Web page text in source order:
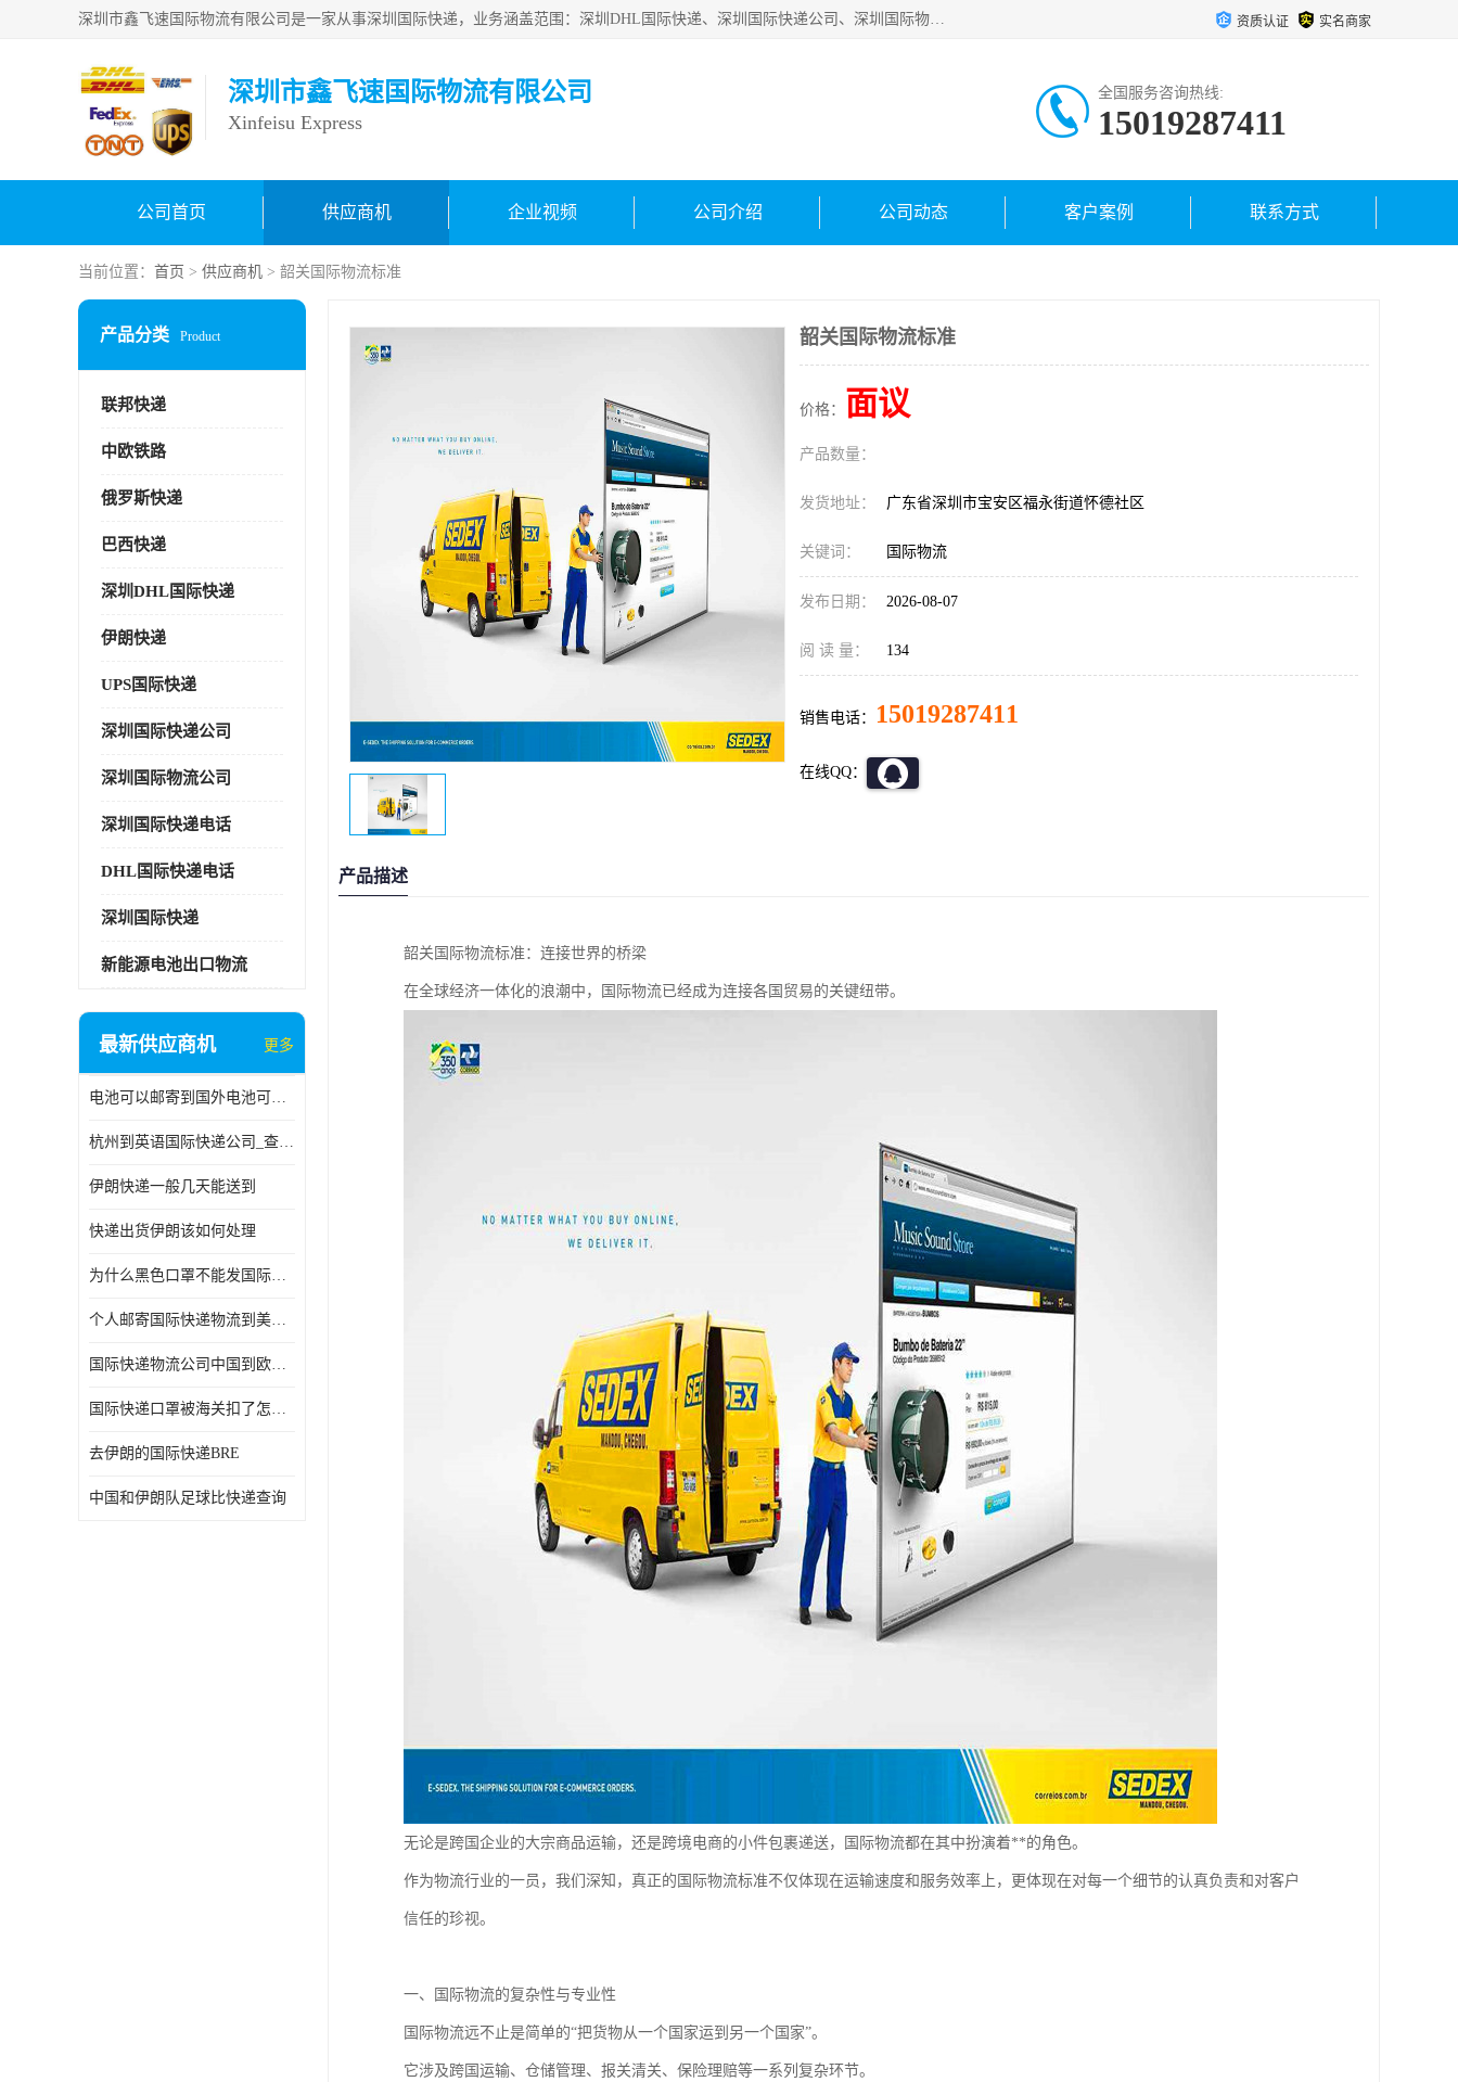
深圳市鑫飞速国际物流有限公司是一家从事深圳国际快递，业务涵盖范围：深圳DHL国际快递、深圳国际快递公司、深圳国际物流公司、深圳国际快递、深圳DHL国际快递电话可拨打全国服务热线：15019287411。欢迎各位亲来人来电到我司洽谈合作。 资质认证 实名商家
深圳市鑫飞速国际物流有限公司
Xinfeisu Express
全国服务咨询热线:
15019287411
公司首页 供应商机 企业视频 公司介绍 公司动态 客户案例 联系方式
当前位置： 首页 > 供应商机 > 韶关国际物流标准
产品分类 Product
联邦快递
中欧铁路
俄罗斯快递
巴西快递
深圳DHL国际快递
伊朗快递
UPS国际快递
深圳国际快递公司
深圳国际物流公司
深圳国际快递电话
DHL国际快递电话
深圳国际快递
新能源电池出口物流
最新供应商机 更多
电池可以邮寄到国外电池可以发国际物流手机电池可以邮寄到国外
杭州到英语国际快递公司_查国际快递
伊朗快递一般几天能送到
快递出货伊朗该如何处理
为什么黑色口罩不能发国际快递 国际寄口罩快递需要填写信息
个人邮寄国际快递物流到美加墨西哥英国比利时荷兰波兰意大利
国际快递物流公司中国到欧洲英国法国德国能寄铁路空运海运
国际快递口罩被海关扣了怎么办
去伊朗的国际快递BRE
中国和伊朗队足球比快递查询
韶关国际物流标准
价格： 面议
产品数量：
发货地址： 广东省深圳市宝安区福永街道怀德社区
关键词： 国际物流
发布日期： 2026-08-07
阅 读 量： 134
销售电话： 15019287411
在线QQ：
产品描述
韶关国际物流标准：连接世界的桥梁
在全球经济一体化的浪潮中，国际物流已经成为连接各国贸易的关键纽带。
无论是跨国企业的大宗商品运输，还是跨境电商的小件包裹递送，国际物流都在其中扮演着**的角色。
作为物流行业的一员，我们深知，真正的国际物流标准不仅体现在运输速度和服务效率上，更体现在对每一个细节的认真负责和对客户
信任的珍视。
一、国际物流的复杂性与专业性
国际物流远不止是简单的“把货物从一个国家运到另一个国家”。
它涉及跨国运输、仓储管理、报关清关、保险理赔等一系列复杂环节。